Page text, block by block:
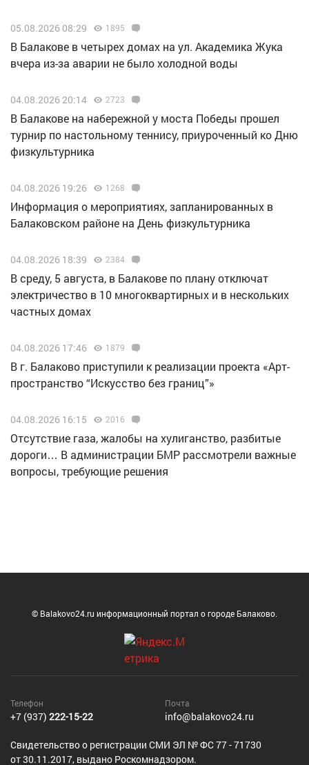
05.08.2026 08:29 1895
В Балакове в четырех домах на ул. Академика Жука
вчера из-за аварии не было холодной воды
04.08.2026 20:14 2723
В Балакове на набережной у моста Победы прошел
турнир по настольному теннису, приуроченный ко Дню
физкультурника
04.08.2026 19:26 1268
Информация о мероприятиях, запланированных в
Балаковском районе на День физкультурника
04.08.2026 18:39 2384
В среду, 5 августа, в Балакове по плану отключат
электричество в 10 многоквартирных и в нескольких
частных домах
04.08.2026 17:46 1879
В г. Балаково приступили к реализации проекта «Арт-
пространство “Искусство без границ”»
04.08.2026 16:15 2016
Отсутствие газа, жалобы на хулиганство, разбитые
дороги… В администрации БМР рассмотрели важные
вопросы, требующие решения
© Balakovo24.ru информационный портал о городе Балаково.
Телефон
+7 (937) 222-15-22
Почта
info@balakovo24.ru
Cвидетельство о регистрации СМИ ЭЛ № ФС 77 - 71730
от 30.11.2017, выдано Роскомнадзором.